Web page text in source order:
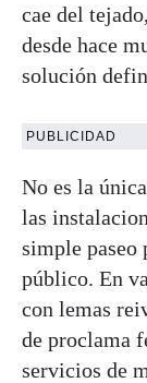
cae del
desde hace
solución
PUBLICIDAD
No es la
las
simple paseo
público. En
con lemas
de proclama
servicios de